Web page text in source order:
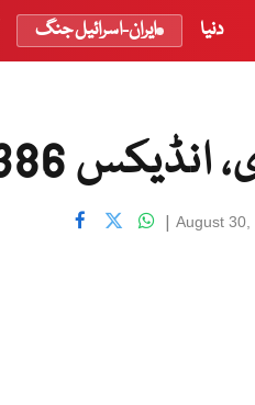
دنیا ایران-اسرائیل جنگ
گر گیا
August
|